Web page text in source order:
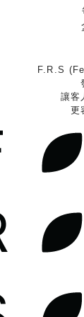
F.R.S
讓客
更